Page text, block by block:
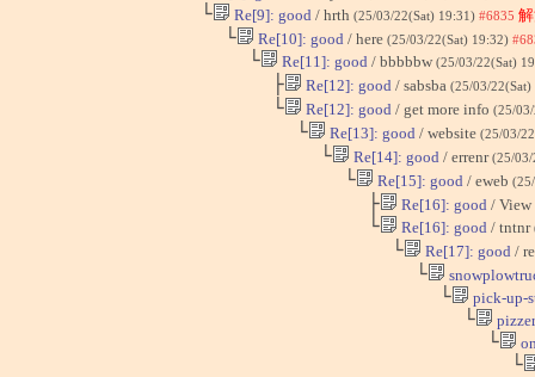
└ Re[9]: good / hrth (25/03/22(Sat) 19:31) #6835
└ Re[10]: good / here (25/03/22(Sat) 19:32)
└ Re[11]: good / bbbbbw (25/03/22(Sat)
├ Re[12]: good / sabsba (25/03/
└ Re[12]: good / get more info (25/
└ Re[13]: good / website (25/03/
└ Re[14]: good / errenr(25/
└ Re[15]: good / eweb
├ Re[16]: good /
└ Re[16]: good / tntnr
└ Re[17]: good /
└
└ pick-up-
└
└
└